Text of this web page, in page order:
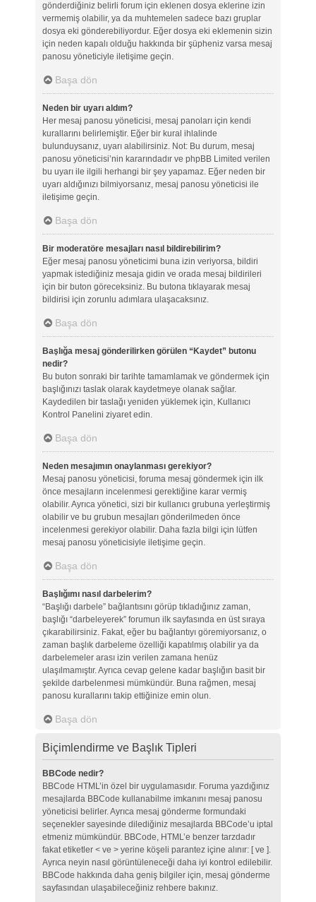
gönderdiğiniz belirli forum için eklenen dosya eklerine izin
vermemiş olabilir, ya da muhtemelen sadece bazı gruplar
dosya eki gönderebiliyordur. Eğer dosya eki eklemenin sizin
için neden kapalı olduğu hakkında bir şüpheniz varsa mesaj
panosu yöneticiyle iletişime geçin.
Başa dön
Neden bir uyarı aldım?
Her mesaj panosu yöneticisi, mesaj panoları için kendi
kurallarını belirlemiştir. Eğer bir kural ihlalinde
bulunduysanız, uyarı alabilirsiniz. Not: Bu durum, mesaj
panosu yöneticisi’nin kararındadır ve phpBB Limited verilen
bu uyarı ile ilgili herhangi bir şey yapamaz. Eğer neden bir
uyarı aldığınızı bilmiyorsanız, mesaj panosu yöneticisi ile
iletişime geçin.
Başa dön
Bir moderatöre mesajları nasıl bildirebilirim?
Eğer mesaj panosu yöneticimi buna izin veriyorsa, bildiri
yapmak istediğiniz mesaja gidin ve orada mesaj bildirileri
için bir buton göreceksiniz. Bu butona tıklayarak mesaj
bildirisi için zorunlu adımlara ulaşacaksınız.
Başa dön
Başlığa mesaj gönderilirken görülen “Kaydet” butonu
nedir?
Bu buton sonraki bir tarihte tamamlamak ve göndermek için
başlığınızı taslak olarak kaydetmeye olanak sağlar.
Kaydedilen bir taslağı yeniden yüklemek için, Kullanıcı
Kontrol Panelini ziyaret edin.
Başa dön
Neden mesajımın onaylanması gerekiyor?
Mesaj panosu yöneticisi, foruma mesaj göndermek için ilk
önce mesajların incelenmesi gerektiğine karar vermiş
olabilir. Ayrıca yönetici, sizi bir kullanıcı grubuna yerleştirmiş
olabilir ve bu grubun mesajları gönderilmeden önce
incelenmesi gerekiyor olabilir. Daha fazla bilgi için lütfen
mesaj panosu yöneticisiyle iletişime geçin.
Başa dön
Başlığımı nasıl darbelerim?
“Başlığı darbele” bağlantısını görüp tıkladığınız zaman,
başlığı “darbeleyerek” forumun ilk sayfasında en üst sıraya
çıkarabilirsiniz. Fakat, eğer bu bağlantıyı göremiyorsanız, o
zaman başlık darbeleme özelliği kapatılmış olabilir ya da
darbelemeler arası izin verilen zamana henüz
ulaşılmamıştır. Ayrıca cevap gelene kadar başlığın basit bir
şekilde darbelenmesi mümkündür. Buna rağmen, mesaj
panosu kurallarını takip ettiğinize emin olun.
Başa dön
Biçimlendirme ve Başlık Tipleri
BBCode nedir?
BBCode HTML’in özel bir uygulamasıdır. Foruma yazdığınız
mesajlarda BBCode kullanabilme imkanını mesaj panosu
yöneticisi belirler. Ayrıca mesaj gönderme formundaki
seçenekler sayesinde dilediğiniz mesajlarda BBCode’u iptal
etmeniz mümkündür. BBCode, HTML’e benzer tarzdadır
fakat etiketler < ve > yerine köşeli parantez içine alınır: [ ve ].
Ayrıca neyin nasıl görüntüleneceği daha iyi kontrol edilebilir.
BBCode hakkında daha geniş bilgiler için, mesaj gönderme
sayfasından ulaşabileceğiniz rehbere bakınız.